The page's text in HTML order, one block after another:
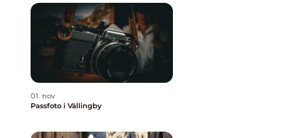
01. nov
Passfoto i Vällingby